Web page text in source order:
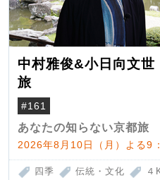
中村雅俊&小日向文
旅
#161
あなたの知らない京都旅
2026年8月10日（月）よる9
四季 伝統・文化 ４